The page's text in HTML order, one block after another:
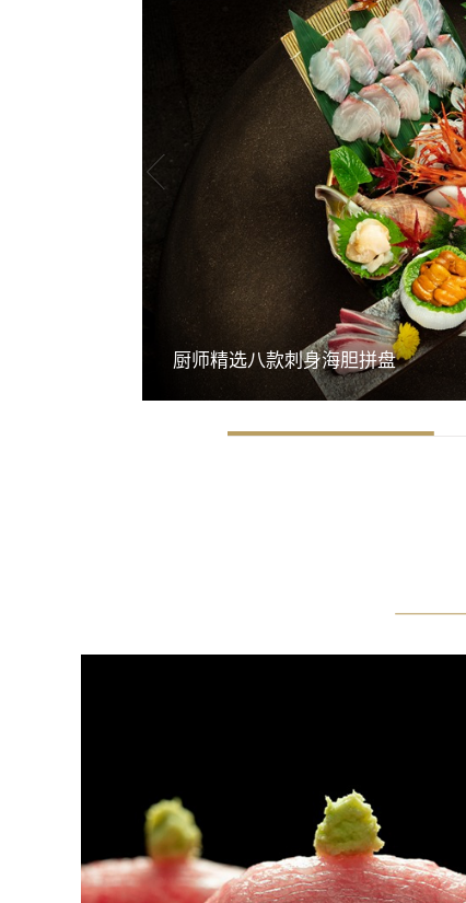
厨师精选八款刺身海胆拼盘